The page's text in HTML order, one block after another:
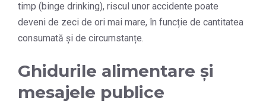
timp (binge drinking), riscul unor accidente poate
deveni de zeci de ori mai mare, în funcție de cantitatea
consumată și de circumstanțe.
Ghidurile alimentare și
mesajele publice